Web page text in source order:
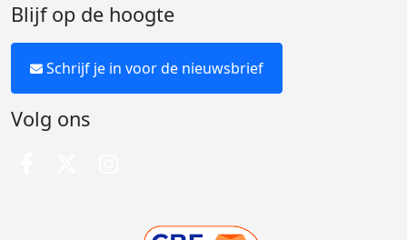
Blijf op de hoogte
Schrijf je in voor de nieuwsbrief
Volg ons